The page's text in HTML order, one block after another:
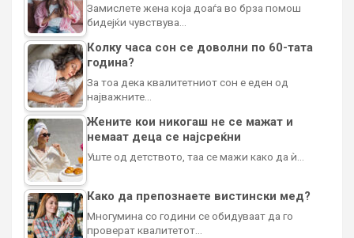
Замислете жена која доаѓа во брза помош
бидејќи чувствува…
Колку часа сон се доволни по 60-тата
година?
За тоа дека квалитетниот сон е еден од
најважните…
Жените кои никогаш не се мажат и
немаат деца се најсреќни
Уште од детството, таа се мажи како да ѝ…
Како да препознаете вистински мед?
Многумина со години се обидуваат да го
проверат квалитетот…